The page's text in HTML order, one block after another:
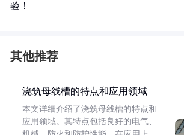
验！
其他推荐
浇筑母线槽的特点和应用领域
本文详细介绍了浇筑母线槽的特点和
应用领域。其特点包括良好的电气、